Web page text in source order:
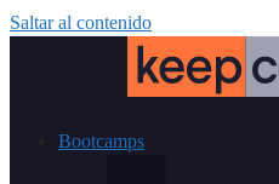
Saltar al contenido
Bootcamps